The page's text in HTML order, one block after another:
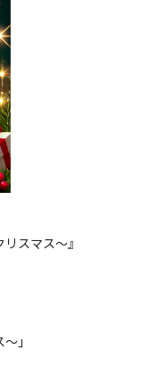
スマス〜』
」